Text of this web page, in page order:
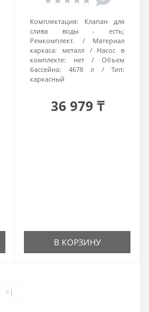
Комплектация:
Клапан для
слива воды - есть;
Ремкомплект.
Материал
каркаса:
металл
Насос в
комплекте:
нет
Объем
бассейна:
4678 л
Тип:
каркасный
36 979 ₸
В КОРЗИНУ
>|